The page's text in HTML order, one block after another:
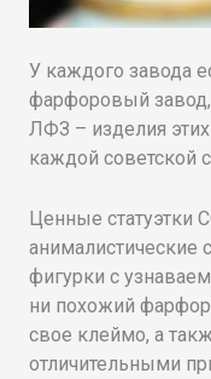
У каждого завода
фарфоровый
ЛФЗ – изделия
каждой советской
Ценные статуэтки
анималистические
фигурки с
ни похожий
свое клеймо, а
отличительными